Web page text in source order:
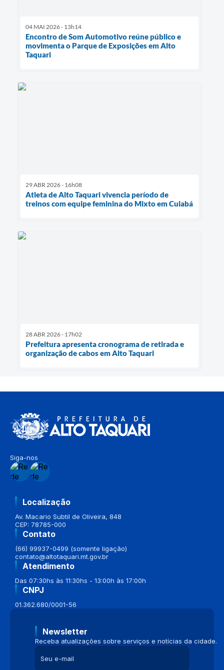
04 MAI 2026 - 13h14
Encontro de Som Automotivo reúne público e
movimenta o Parque de Exposições em Alto
Taquari
29 ABR 2026 - 16h08
Atleta de Alto Taquari vivencia período de
treinos com equipe feminina do Mixto em Cuiabá
28 ABR 2026 - 17h02
Prefeitura apresenta cronograma de retirada e
organização de cabos em Alto Taquari
Siga-nos
Localização
Av. Macario Subtil de Oliveira, 848
CEP: 78785-000
Contato
(66) 99937-0499 (somente ligação)
contato@altotaquari.mt.gov.br
Atendimento
Das 07:30hs às 11:30hs - 13:00h às 17:00h
CNPJ
01.362.680/0001-56
Newsletter
Receba atualizações sobre serviços e notícias da cidade.